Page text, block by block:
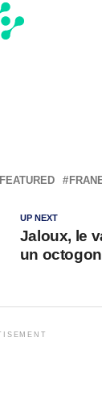
FEATURED
UP NEXT
Jaloux, le
un